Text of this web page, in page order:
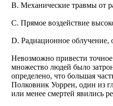
B. Механические травмы от
C. Прямое воздействие
D. Радиационное облучение,
Невозможно привести
множество людей было
определено, что большая
Полковник Уоррен, один из
или менее смертей явились